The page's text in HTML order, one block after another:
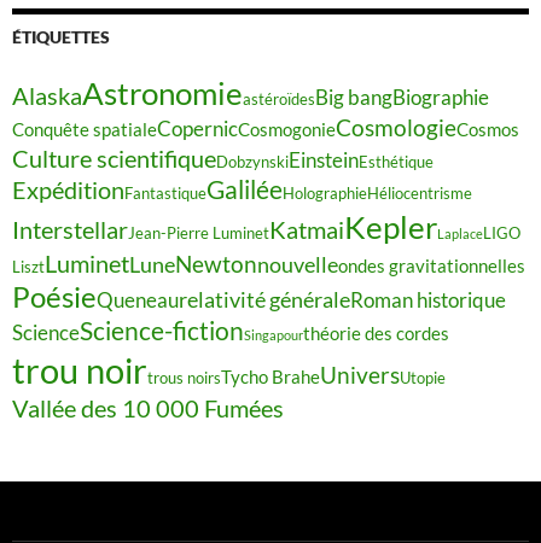
ÉTIQUETTES
AlaskaAstronomieastéroïdesBig bangBiographie
Conquête spatialeCopernicCosmogonieCosmologieCosmos
Culture scientifiqueDobzynskiEinsteinEsthétique
ExpéditionFantastiqueGaliléeHolographieHéliocentrisme
InterstellarJean-Pierre LuminetKatmaiKeplerLaplaceLIGO
LisztLuminetLuneNewtonnouvelleondes gravitationnelles
PoésieQueneaurelativité généraleRoman historique
ScienceScience-fictionSingapourthéorie des cordes
trou noirtrous noirsTycho BraheUniversUtopie
Vallée des 10 000 Fumées